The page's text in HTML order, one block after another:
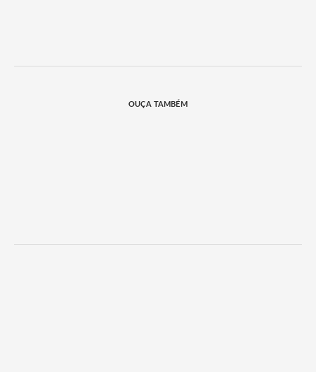
OUÇA TAMBÉM